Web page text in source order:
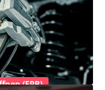
(EPB)